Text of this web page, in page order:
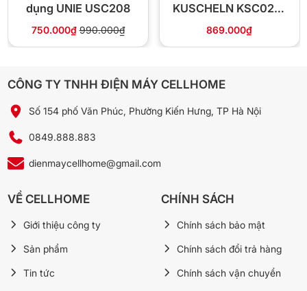
nếu lỗi nhà sản xuất.
❓ Câu hỏi thường gặp
Có — đổ sữa + men cái vào lòng nồi, ủ 6–8 tiếng là sữa
đông; bảo quản tủ lạnh dùng 5–7 ngày.
dụng UNIE USC208
750.000₫ 990.000₫
KUSCHELN KSC023-
02-3.5 3.5 lít
869.000₫
CÔNG TY TNHH ĐIỆN MÁY CELLHOME
Số 154 phố Văn Phúc, Phường Kiến Hưng, TP Hà Nội
0849.888.883
dienmaycellhome@gmail.com
VỀ CELLHOME
Giới thiệu công ty
Sản phẩm
Tin tức
CHÍNH SÁCH
Chính sách bảo mật
Chính sách đổi trả hàng
Chính sách vận chuyển